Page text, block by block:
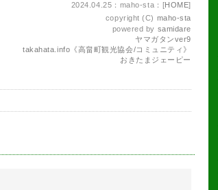
2024.04.25：maho-sta：[HOME]
copyright (C) maho-sta
powered by samidare
ヤマガタンver9
takahata.info《高畠町観光協会/コミュニティ》
おきたまジェーピー